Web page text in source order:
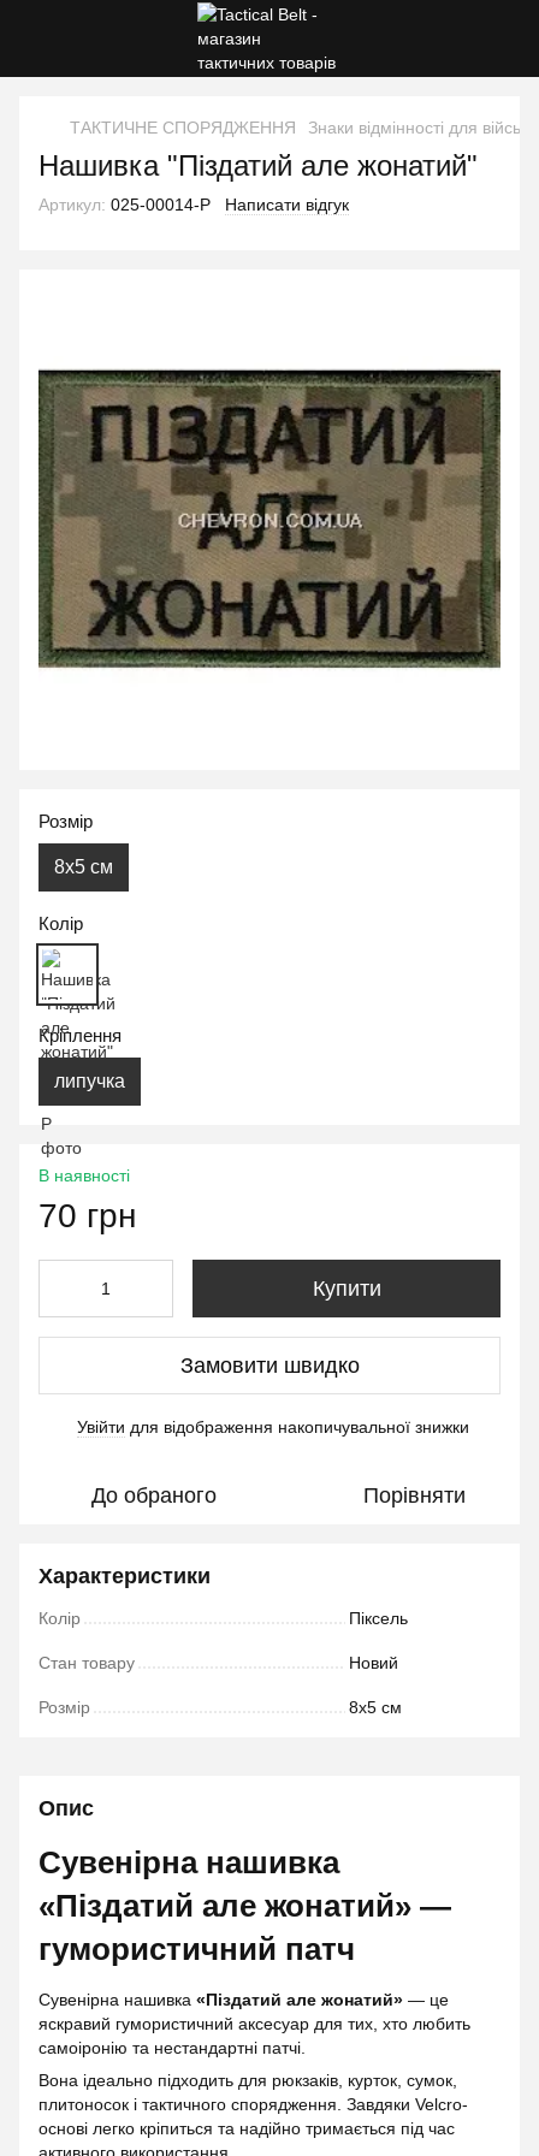
ТАКТИЧНЕ СПОРЯДЖЕННЯ Знаки відмінності для
Нашивка "Піздатий але жонатий"
Артикул: 025-00014-P Написати відгук
Розмір
8x5 см
Колір
Кріплення
липучка
В наявності
70 грн
Купити
Замовити швидко
Увійти для відображення накопичувальної знижки
До обраного Порівняти
Характеристики
Колір Піксель
Стан товару Новий
Розмір 8x5 см
Опис
Сувенірна нашивка
«Піздатий але жонатий» —
гумористичний патч
Сувенірна нашивка «Піздатий але жонатий» — це
яскравий гумористичний аксесуар для тих, хто любить
самоіронію та нестандартні патчі.
Вона ідеально підходить для рюкзаків, курток, сумок,
плитоносок і тактичного спорядження. Завдяки Velcro-
основі легко кріпиться та надійно тримається під час